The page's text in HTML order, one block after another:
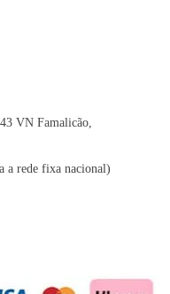
VN Famalicão,
a rede fixa nacional)